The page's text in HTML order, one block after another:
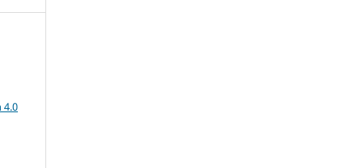
4.0